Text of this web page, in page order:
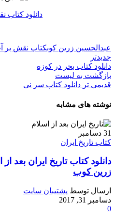
دانلود کتاب
عبدالحسین زرین کوبکتاب نقش بر
جدیدتر
دانلود کتاب بحر در کوزه
بازگشت به لیست
قدیمی تر دانلود کتاب سر نی
نوشته های مشابه
31 دسامبر
کتاب تاریخ ایران
دانلود کتاب تاریخ ایران بعد
زرین کوب
ارسال توسط پشتیبان سایت
دسامبر 31, 2017
0